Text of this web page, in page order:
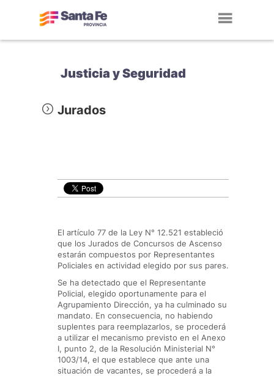
Justicia y Seguridad
Jurados
El artículo 77 de la Ley N° 12.521 estableció
que los Jurados de Concursos de Ascenso
estarán compuestos por Representantes
Policiales en actividad elegido por sus pares.
Se ha detectado que el Representante
Policial, elegido oportunamente para el
Agrupamiento Dirección, ya ha culminado su
mandato. En consecuencia, no habiendo
suplentes para reemplazarlos, se procederá
a utilizar el mecanismo previsto en el Anexo
I, punto 2, de la Resolución Ministerial N°
1003/14, el que establece que ante una
situación de vacantes, se procederá a la